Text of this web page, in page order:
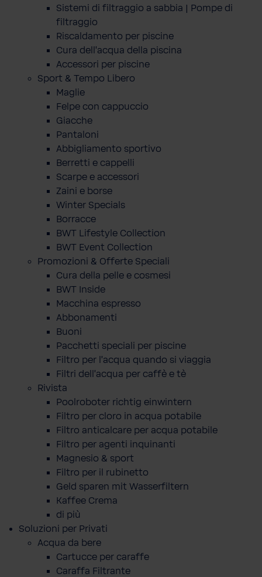
Sistemi di filtraggio a sabbia | Pompe di
filtraggio
Riscaldamento per piscine
Cura dell'acqua della piscina
Accessori per piscine
Sport & Tempo Libero
Maglie
Felpe con cappuccio
Giacche
Pantaloni
Abbigliamento sportivo
Berretti e cappelli
Scarpe e accessori
Zaini e borse
Winter Specials
Borracce
BWT Lifestyle Collection
BWT Event Collection
Promozioni & Offerte Speciali
Cura della pelle e cosmesi
BWT Inside
Macchina espresso
Abbonamenti
Buoni
Pacchetti speciali per piscine
Filtro per l'acqua quando si viaggia
Filtri dell'acqua per caffè e tè
Rivista
Poolroboter richtig einwintern
Filtro per cloro in acqua potabile
Filtro anticalcare per acqua potabile
Filtro per agenti inquinanti
Magnesio & sport
Filtro per il rubinetto
Geld sparen mit Wasserfiltern
Kaffee Crema
di più
Soluzioni per Privati
Acqua da bere
Cartucce per caraffe
Caraffa Filtrante